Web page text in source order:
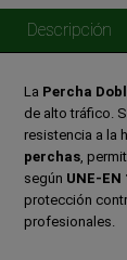
Descripción
La Percha
de alto tráfico.
resistencia a la
perchas,
según UNE-EN
protección
profesionales.